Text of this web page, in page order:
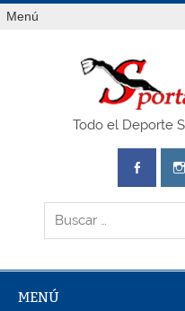
Saltar
alMenú
Todo el Deporte
MENÚ